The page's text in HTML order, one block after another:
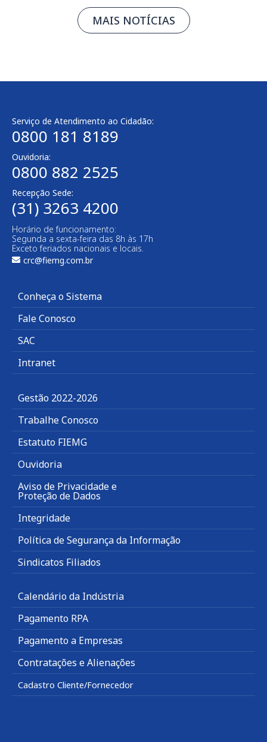
MAIS NOTÍCIAS
Serviço de Atendimento ao Cidadão:
0800 181 8189
Ouvidoria:
0800 882 2525​
Recepção Sede:
(31) 3263 4200
Horário de funcionamento:
Segunda a sexta-feira das 8h às 17h
Exceto feriados nacionais e locais.
crc@fiemg.com.br
Conheça o Sistema
Fale Conosco
SAC
Intranet
Gestão 2022-2026
Trabalhe Conosco
Estatuto FIEMG
Ouvidoria
Aviso de Privacidade e
Proteção de Dados
Integridade
Política de Segurança da Informação
Sindicatos Filiados
Calendário da Indústria
Pagamento RPA
Pagamento a Empresas
Contratações e Alienações
Cadastro Cliente/Fornecedor